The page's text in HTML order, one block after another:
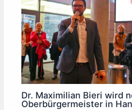
Dr. Maximilian Bieri wird
Oberbürgermeister in